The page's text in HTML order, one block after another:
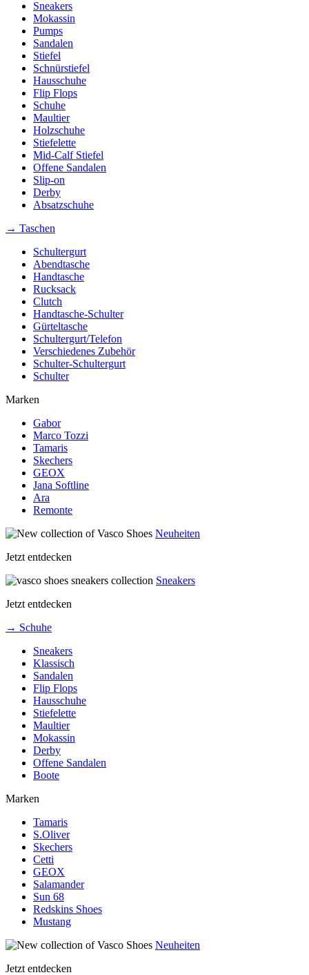
Sneakers
Mokassin
Pumps
Sandalen
Stiefel
Schnürstiefel
Hausschuhe
Flip Flops
Schuhe
Maultier
Holzschuhe
Stiefelette
Mid-Calf Stiefel
Offene Sandalen
Slip-on
Derby
Absatzschuhe
→ Taschen
Schultergurt
Abendtasche
Handtasche
Rucksack
Clutch
Handtasche-Schulter
Gürteltasche
Schultergurt/Telefon
Verschiedenes Zubehör
Schulter-Schultergurt
Schulter
Marken
Gabor
Marco Tozzi
Tamaris
Skechers
GEOX
Jana Softline
Ara
Remonte
Neuheiten
Jetzt entdecken
Sneakers
Jetzt entdecken
→ Schuhe
Sneakers
Klassisch
Sandalen
Flip Flops
Hausschuhe
Stiefelette
Maultier
Mokassin
Derby
Offene Sandalen
Boote
Marken
Tamaris
S.Oliver
Skechers
Cetti
GEOX
Salamander
Sun 68
Redskins Shoes
Mustang
Neuheiten
Jetzt entdecken